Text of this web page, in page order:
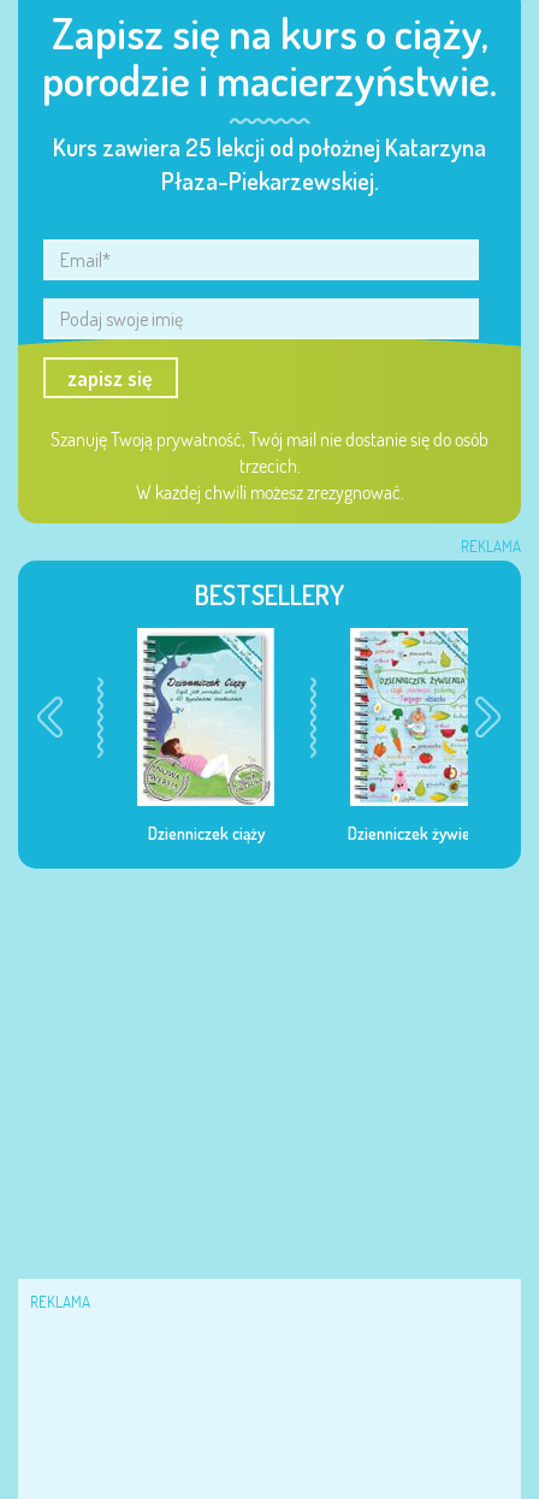
Zapisz się na kurs o ciąży,
porodzie i macierzyństwie.
Kurs zawiera 25 lekcji od położnej Katarzyna
Płaza-Piekarzewskiej.
zapisz się
Szanuję Twoją prywatność, Twój mail nie dostanie się do osób
trzecich.
W każdej chwili możesz zrezygnować.
REKLAMA
BESTSELLERY
Dzienniczek ciąży Dzienniczek żywienia
REKLAMA